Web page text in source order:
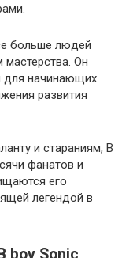
больше людей
мастерства. Он
для начинающих
развития
и стараниям, B
фанатов и
его
легендой в